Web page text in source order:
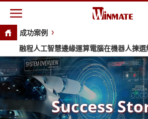
成功案例
融程人工智慧邊緣運算電腦在機器人揀
Success